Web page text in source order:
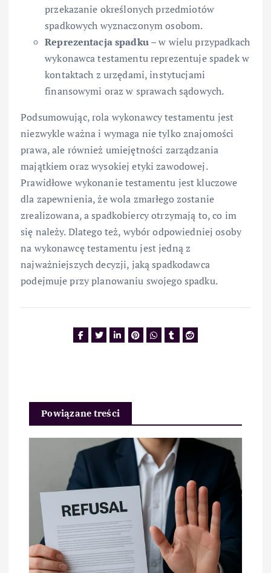
przekazanie określonych przedmiotów
spadkowych wyznaczonym osobom.
Reprezentacja spadku– w wielu przypadkach
wykonawca testamentu reprezentuje spadek w
kontaktach z urzędami, instytucjami
finansowymi oraz w sprawach sądowych.
Podsumowując, rola wykonawcy testamentu jest
niezwykle ważna i wymaga nie tylko znajomości
prawa, ale również umiejętności zarządzania
majątkiem oraz wysokiej etyki zawodowej.
Prawidłowe wykonanie testamentu jest kluczowe
dla zapewnienia, że wola zmarłego zostanie
zrealizowana, a spadkobiercy otrzymają to, co im
się należy. Dlatego też, wybór odpowiedniej osoby
na wykonawcę testamentu jest jedną z
najważniejszych decyzji, jaką spadkodawca
podejmuje przy planowaniu swojego spadku.
Powiązane treści